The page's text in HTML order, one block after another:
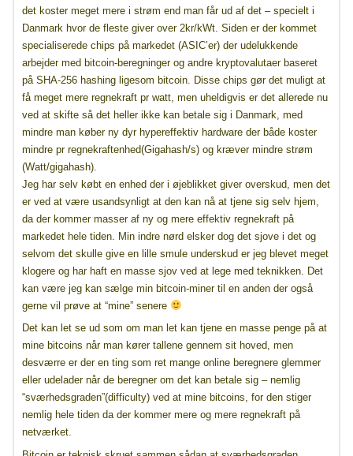
det koster meget mere i strøm end man får ud af det – specielt i
Danmark hvor de fleste giver over 2kr/kWt. Siden er der kommet
specialiserede chips på markedet (ASIC’er) der udelukkende
arbejder med bitcoin-beregninger og andre kryptovalutaer baseret
på SHA-256 hashing ligesom bitcoin. Disse chips gør det muligt at
få meget mere regnekraft pr watt, men uheldigvis er det allerede nu
ved at skifte så det heller ikke kan betale sig i Danmark, med
mindre man køber ny dyr hypereffektiv hardware der både koster
mindre pr regnekraftenhed(Gigahash/s) og kræver mindre strøm
(Watt/gigahash).
Jeg har selv købt en enhed der i øjeblikket giver overskud, men det
er ved at være usandsynligt at den kan nå at tjene sig selv hjem,
da der kommer masser af ny og mere effektiv regnekraft på
markedet hele tiden. Min indre nørd elsker dog det sjove i det og
selvom det skulle give en lille smule underskud er jeg blevet meget
klogere og har haft en masse sjov ved at lege med teknikken. Det
kan være jeg kan sælge min bitcoin-miner til en anden der også
gerne vil prøve at “mine” senere
Det kan let se ud som om man let kan tjene en masse penge på at
mine bitcoins når man kører tallene gennem sit hoved, men
desværre er der en ting som ret mange online beregnere glemmer
eller udelader når de beregner om det kan betale sig – nemlig
“sværhedsgraden”(difficulty) ved at mine bitcoins, for den stiger
nemlig hele tiden da der kommer mere og mere regnekraft på
netværket.